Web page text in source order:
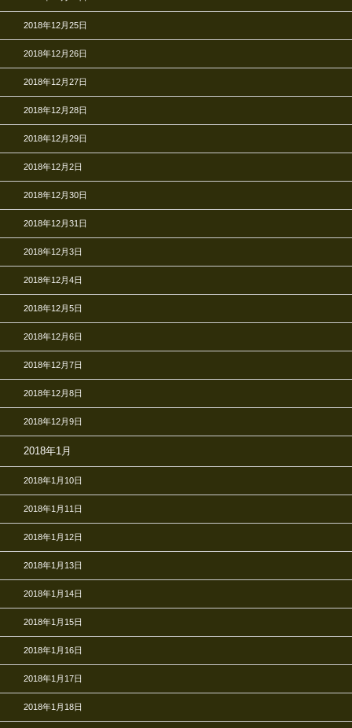
2018年12月25日
2018年12月26日
2018年12月27日
2018年12月28日
2018年12月29日
2018年12月2日
2018年12月30日
2018年12月31日
2018年12月3日
2018年12月4日
2018年12月5日
2018年12月6日
2018年12月7日
2018年12月8日
2018年12月9日
2018年1月
2018年1月10日
2018年1月11日
2018年1月12日
2018年1月13日
2018年1月14日
2018年1月15日
2018年1月16日
2018年1月17日
2018年1月18日